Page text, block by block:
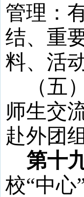
管理：
结、重
料、活
（五
师生交
赴外团
第十
校“中心